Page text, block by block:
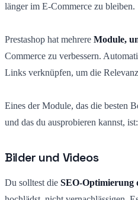
länger im E-Commerce zu bleiben.
Prestashop hat mehrere Module,
Commerce zu verbessern.
Links verknüpfen, um die
Eines der Module, das die besten
und das du ausprobieren kannst, ist:
Bilder und Videos
Du solltest die SEO-Optimierung